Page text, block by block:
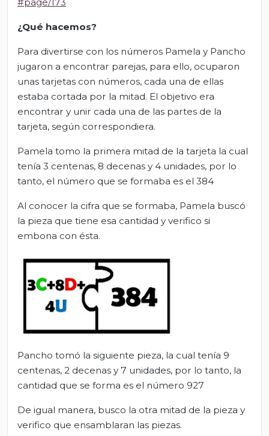
¿Qué hacemos?
Para divertirse con los números Pamela y Pancho
jugaron a encontrar parejas, para ello, ocuparon
unas tarjetas con números, cada una de ellas
estaba cortada por la mitad. El objetivo era
encontrar y unir cada una de las partes de la
tarjeta, según correspondiera.
Pamela tomo la primera mitad de la tarjeta la cual
tenía 3 centenas, 8 decenas y 4 unidades, por lo
tanto, el número que se formaba es el 384
Al conocer la cifra que se formaba, Pamela buscó
la pieza que tiene esa cantidad y verifico si
embona con ésta.
Pancho tomó la siguiente pieza, la cual tenía 9
centenas, 2 decenas y 7 unidades, por lo tanto, la
cantidad que se forma es el número 927
De igual manera, busco la otra mitad de la pieza y
verifico que ensamblaran las piezas.